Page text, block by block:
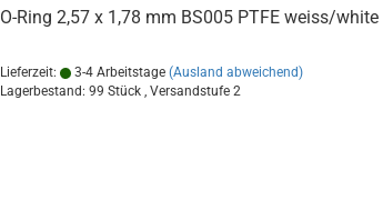
O-Ring 2,57 x 1,78 mm BS005 PTFE weiss/white
Lieferzeit: 3-4 Arbeitstage (Ausland abweichend)
Lagerbestand: 99 Stück , Versandstufe 2